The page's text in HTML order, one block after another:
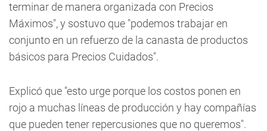
terminar de manera organizada con Precios
Máximos", y sostuvo que "podemos trabajar en
conjunto en un refuerzo de la canasta de productos
básicos para Precios Cuidados".
Explicó que "esto urge porque los costos ponen en
rojo a muchas líneas de producción y hay compañías
que pueden tener repercusiones que no queremos".